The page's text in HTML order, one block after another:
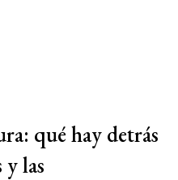
qué hay detrás
las